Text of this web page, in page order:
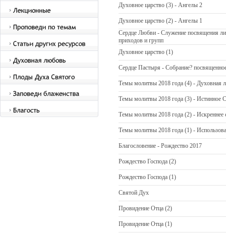
Духовное царство (3) - Ангелы 2
Духовное царство (2) - Ангелы 1
Сердце Любви - Служение посвящения
приходов и групп
Духовное царство (1)
Сердце Пастыря - Собрание?
Темы молитвы 2018 годa (4) - Духовная
Темы молитвы 2018 годa (3) - Истинное
Темы молитвы 2018 годa (2) - Искреннее
Темы молитвы 2018 годa (1) -
Благословение - Рождество 2017
Рождество Господа (2)
Рождество Господа (1)
Святой Дух
Провидение Отца (2)
Провидение Отца (1)